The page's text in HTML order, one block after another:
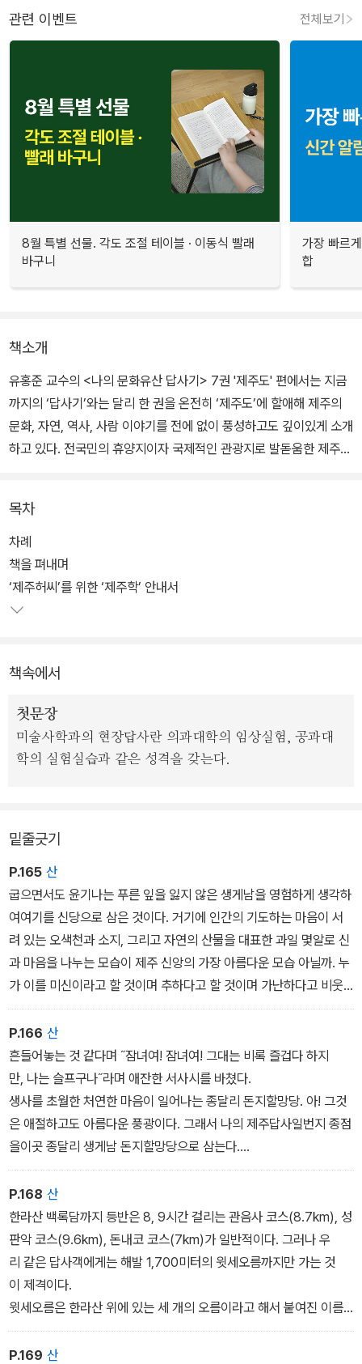
관련 이벤트 전체보기
8월 특별 선물. 각도 조절 테이블 · 이동식 빨래
바구니
가장 빠르
합
책소개
유홍준 교수의 <나의 문화유산 답사기> 7권 '제주도' 편에서는 지금
까지의 ‘답사기’와는 달리 한 권을 온전히 ‘제주도’에 할애해 제주의
문화, 자연, 역사, 사람 이야기를 전에 없이 풍성하고도 깊이있게 소개
하고 있다. 전국민의 휴양지이자 국제적인 관광지로 발돋움한 제주의
‘답사기’ 2권 출간 당시 시인 고은은 “유홍준의 눈빛이 닿자마자 그
사물은 문화의 총체로 활짝 꽃피운다”라는 찬사를 보낸 바 있지만, 주
목받지 못하고 제대로 조명된 적 없는 문화유산의 가치를 일깨우고
생기를 불어넣어주었던 유홍준 교수의 섬세한 시선과 해박한 인문적
이번 답사기는 그 폭과 깊이를 동시에 꾀하며 궁극적으로는 ‘제주
목차
차례
책을 펴내며
‘제주허씨’를 위한 ‘제주학’ 안내서
책속에서
첫문장
미술사학과의 현장답사란 의과대학의 임상실험, 공과대
학의 실험실습과 같은 성격을 갖는다.
밑줄긋기
P.165 산
굽으면서도 윤기나는 푸른 잎을 잃지 않은 생게남을 영험하게 생각하
여여기를 신당으로 삼은 것이다. 거기에 인간의 기도하는 마음이 서
려 있는 오색천과 소지, 그리고 자연의 산물을 대표한 과일 몇알로 신
과 마음을 나누는 모습이 제주 신앙의 가장 아름다운 모습 아닐까. 누
가 이를 미신이라고 할 것이며 추하다고 할 것이며 가난하다고 비웃
을 것인가.
수많은 해녀 노래 중에서 가장 애달픈 구절은 ˝이여싸나이여싸. 칠성
판을 머리에 이고 바다 속에 들어간다˝라는 대목이다. 조선시대 대표
적인 서사시인 석북(北) 신광수(申光洙)는 자녀가(潛女歌)」에
서 매일같이 생사를 넘나들며 물질을 하는 해녀의 수고로움을 노래한
다. 깊고 푸른 물에 의심 없이 바로 내려가 날리는 낙엽처럼 공중에 몸
을 던지며 길게 휘파람 불어 숨 한번 토해낼제 그 소리처량하여 멀
리 수궁 속까지
P.166 산
흔들어놓는 것 같다며 ˝잠녀여! 잠녀여! 그대는 비록 즐겁다 하지
만, 나는 슬프구나˝라며 애잔한 서사시를 바쳤다.
생사를 초월한 처연한 마음이 일어나는 종달리 돈지할망당. 아! 그것
은 애절하고도 아름다운 풍광이다. 그래서 나의 제주답사일번지 종점
을이곳 종달리 생게남 돈지할망당으로 삼는다.
그날도 숨비소리 아련한 빈 바다엔 노을이 짙게 내리고 있었다.
P.168 산
한라산 백록담까지 등반은 8, 9시간 걸리는 관음사 코스(8.7km), 성
판악 코스(9.6km), 돈내코 코스(7km)가 일반적이다. 그러나 우
리 같은 답사객에게는 해발 1,700미터의 윗세오름까지만 가는 것
이 제격이다.
윗세오름은 한라산 위에 있는 세 개의 오름이라고 해서 붙여진 이름
인데 여기에 이르면 선작지왓 너머로 백록담 봉우리의 절벽이 통째로
드러난다. 그것은 장관 중에서도 장관으로, 이렇게 말하는 순간 내 가
P.169 산